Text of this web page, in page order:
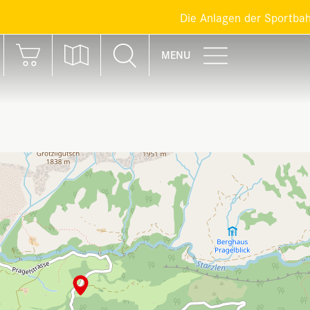
Die Anlagen der Sportbahnen
MENU